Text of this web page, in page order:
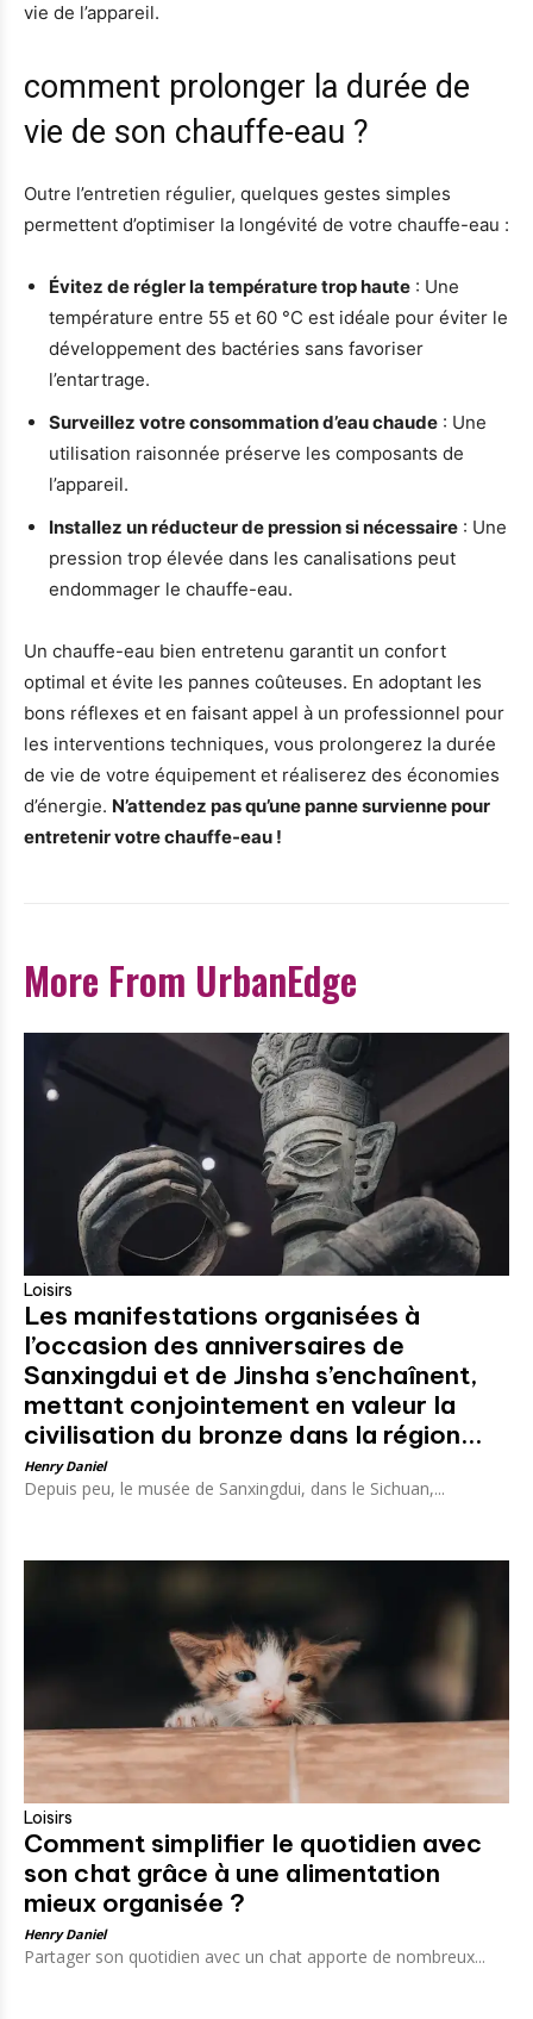
vie de l’appareil.
comment prolonger la durée de
vie de son chauffe-eau ?
Outre l’entretien régulier, quelques gestes simples
permettent d’optimiser la longévité de votre chauffe-eau :
Évitez de régler la température trop haute : Une
température entre 55 et 60 °C est idéale pour éviter le
développement des bactéries sans favoriser
l’entartrage.
Surveillez votre consommation d’eau chaude : Une
utilisation raisonnée préserve les composants de
l’appareil.
Installez un réducteur de pression si nécessaire : Une
pression trop élevée dans les canalisations peut
endommager le chauffe-eau.
Un chauffe-eau bien entretenu garantit un confort
optimal et évite les pannes coûteuses. En adoptant les
bons réflexes et en faisant appel à un professionnel pour
les interventions techniques, vous prolongerez la durée
de vie de votre équipement et réaliserez des économies
d’énergie. N’attendez pas qu’une panne survienne pour
entretenir votre chauffe-eau !
More From UrbanEdge
Loisirs
Les manifestations organisées à
l’occasion des anniversaires de
Sanxingdui et de Jinsha s’enchaînent,
mettant conjointement en valeur la
civilisation du bronze dans la région...
Henry Daniel
Depuis peu, le musée de Sanxingdui, dans le Sichuan,...
Loisirs
Comment simplifier le quotidien avec
son chat grâce à une alimentation
mieux organisée ?
Henry Daniel
Partager son quotidien avec un chat apporte de nombreux...